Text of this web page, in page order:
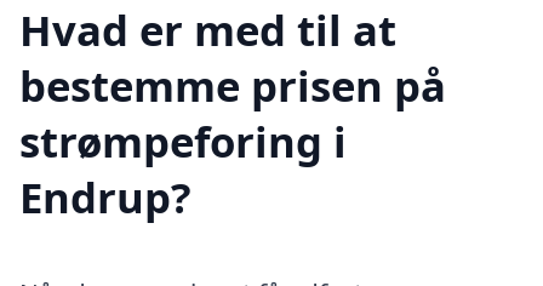
Hvad er med til at
bestemme prisen på
strømpeforing i
Endrup?